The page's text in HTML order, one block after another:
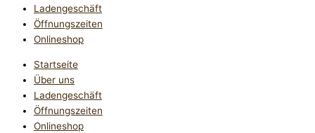
Ladengeschäft
Öffnungszeiten
Onlineshop
Startseite
Über uns
Ladengeschäft
Öffnungszeiten
Onlineshop